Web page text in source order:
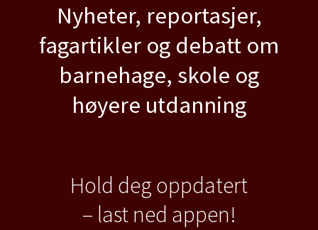
Nyheter, reportasjer,
fagartikler og debatt om
barnehage, skole og
høyere utdanning
Hold deg oppdatert
– last ned appen!